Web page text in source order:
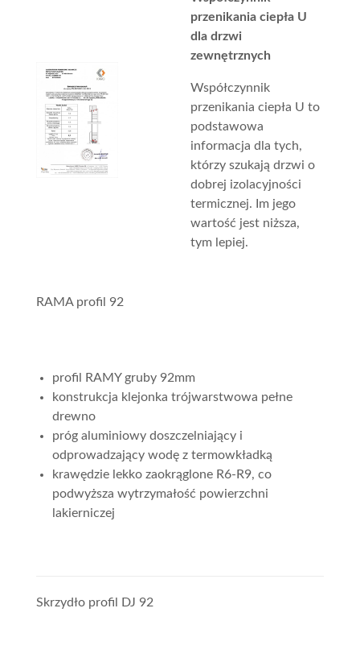
przenikania ciepła U
dla drzwi
zewnętrznych
Współczynnik
przenikania ciepła U to
podstawowa
informacja dla tych,
którzy szukają drzwi o
dobrej izolacyjności
termicznej. Im jego
wartość jest niższa,
tym lepiej.
RAMA profil 92
profil RAMY gruby 92mm
konstrukcja klejonka trójwarstwowa pełne
drewno
próg aluminiowy doszczelniający i
odprowadzający wodę z termowkładką
krawędzie lekko zaokrąglone R6-R9, co
podwyższa wytrzymałość powierzchni
lakierniczej
Skrzydło profil DJ 92